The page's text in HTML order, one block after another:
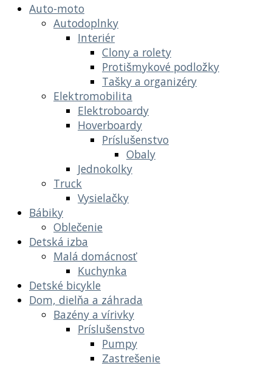
Auto-moto
Autodoplnky
Interiér
Clony a rolety
Protišmykové podložky
Tašky a organizéry
Elektromobilita
Elektroboardy
Hoverboardy
Príslušenstvo
Obaly
Jednokolky
Truck
Vysielačky
Bábiky
Oblečenie
Detská izba
Malá domácnosť
Kuchynka
Detské bicykle
Dom, dielňa a záhrada
Bazény a vírivky
Príslušenstvo
Pumpy
Zastrešenie